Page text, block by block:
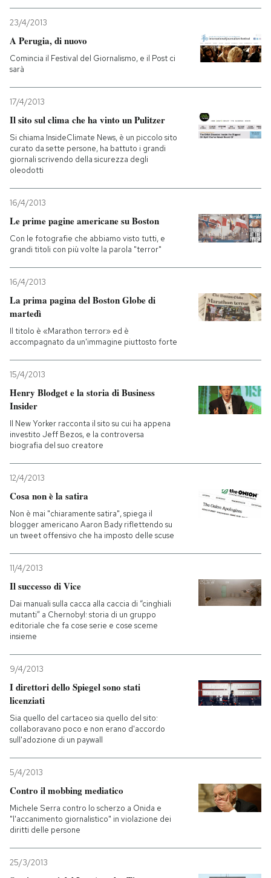
AREA PERSONALE
Entra
23/4/2013
A Perugia, di nuovo
Comincia il Festival del Giornalismo, e il Post ci
sarà
17/4/2013
Il sito sul clima che ha vinto un Pulitzer
Si chiama InsideClimate News, è un piccolo sito
curato da sette persone, ha battuto i grandi
giornali scrivendo della sicurezza degli
oleodotti
16/4/2013
Le prime pagine americane su Boston
Con le fotografie che abbiamo visto tutti, e
grandi titoli con più volte la parola "terror"
16/4/2013
La prima pagina del Boston Globe di
martedì
Il titolo è «Marathon terror» ed è
accompagnato da un'immagine piuttosto forte
15/4/2013
Henry Blodget e la storia di Business
Insider
Il New Yorker racconta il sito su cui ha appena
investito Jeff Bezos, e la controversa
biografia del suo creatore
12/4/2013
Cosa non è la satira
Non è mai "chiaramente satira", spiega il
blogger americano Aaron Bady riflettendo su
un tweet offensivo che ha imposto delle scuse
11/4/2013
Il successo di Vice
Dai manuali sulla cacca alla caccia di “cinghiali
mutanti” a Chernobyl: storia di un gruppo
editoriale che fa cose serie e cose sceme
insieme
9/4/2013
I direttori dello Spiegel sono stati
licenziati
Sia quello del cartaceo sia quello del sito:
collaboravano poco e non erano d'accordo
sull'adozione di un paywall
5/4/2013
Contro il mobbing mediatico
Michele Serra contro lo scherzo a Onida e
"l'accanimento giornalistico" in violazione dei
diritti delle persone
25/3/2013